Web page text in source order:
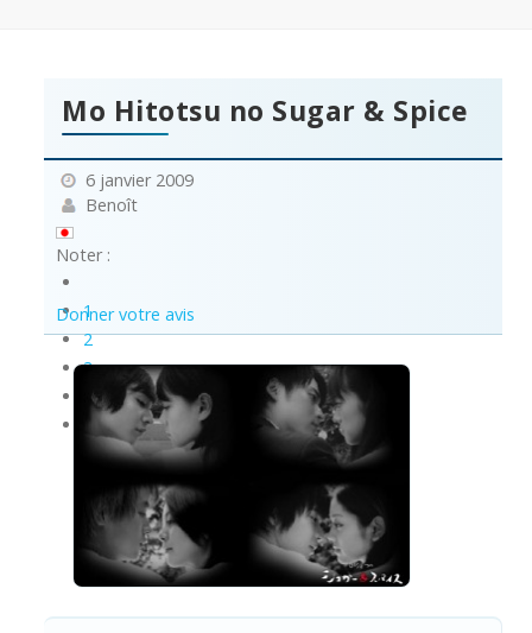
Mo Hitotsu no Sugar & Spice
6 janvier 2009
Benoît
Noter :
1
2
3
4
5
Donner votre avis